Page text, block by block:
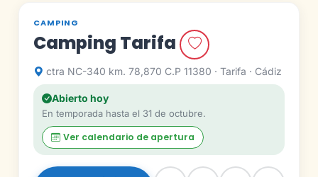
CAMPING
Camping Tarifa
ctra NC-340 km. 78,870 C.P 11380 · Tarifa · Cádiz
Abierto hoy
En temporada hasta el 31 de octubre.
Ver calendario de apertura